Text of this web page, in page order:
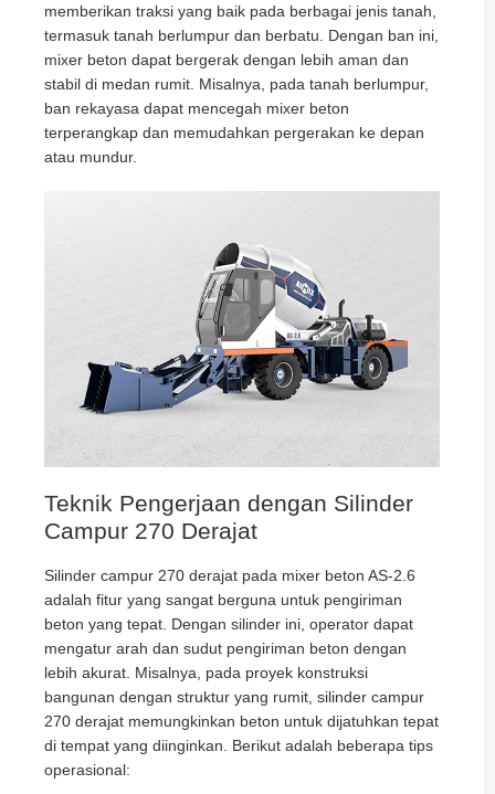
memberikan traksi yang baik pada berbagai jenis tanah,
termasuk tanah berlumpur dan berbatu. Dengan ban ini,
mixer beton dapat bergerak dengan lebih aman dan
stabil di medan rumit. Misalnya, pada tanah berlumpur,
ban rekayasa dapat mencegah mixer beton
terperangkap dan memudahkan pergerakan ke depan
atau mundur.
Teknik Pengerjaan dengan Silinder
Campur 270 Derajat
Silinder campur 270 derajat pada mixer beton AS-2.6
adalah fitur yang sangat berguna untuk pengiriman
beton yang tepat. Dengan silinder ini, operator dapat
mengatur arah dan sudut pengiriman beton dengan
lebih akurat. Misalnya, pada proyek konstruksi
bangunan dengan struktur yang rumit, silinder campur
270 derajat memungkinkan beton untuk dijatuhkan tepat
di tempat yang diinginkan. Berikut adalah beberapa tips
operasional: